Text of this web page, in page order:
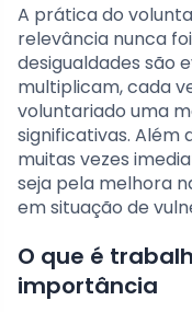
A prática do
relevância nunca
desigualdades são
multiplicam, cada
voluntariado uma
significativas. Além
muitas vezes
seja pela melhora
em situação de
O que é
importância